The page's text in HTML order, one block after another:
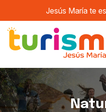
Jesús María te